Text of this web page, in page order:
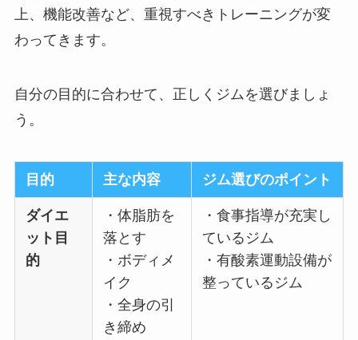
上、機能改善など、重視すべきトレーニングが変
わってきます。
自分の目的に合わせて、正しくジムを選びましょ
う。
目的 主な内容 ジム選びのポイント
ダイエ
ット目
的
・体脂肪を
落とす
・ボディメ
イク
・全身の引
き締め
・食事指導が充実し
ているジム
・有酸素運動設備が
整っているジム